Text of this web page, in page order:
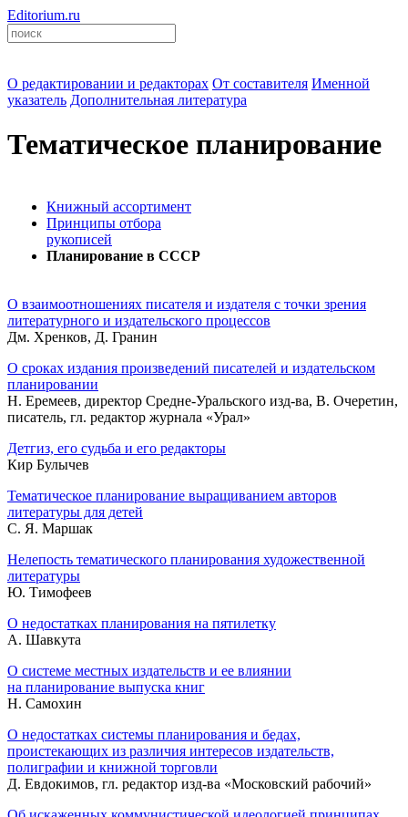
Editorium.ru
О редактировании и редакторах От составителя Именной
указатель Дополнительная литература
Тематическое планирование
Книжный ассортимент
Принципы отбора
рукописей
Планирование в СССР
О взаимоотношениях писателя и издателя с точки зрения
литературного и издательского процессов
Дм. Хренков, Д. Гранин
О сроках издания произведений писателей и издательском
планировании
Н. Еремеев, директор Средне-Уральского изд-ва, В. Очеретин,
писатель, гл. редактор журнала «Урал»
Детгиз, его судьба и его редакторы
Кир Булычев
Тематическое планирование выращиванием авторов
литературы для детей
С. Я. Маршак
Нелепость тематического планирования художественной
литературы
Ю. Тимофеев
О недостатках планирования на пятилетку
А. Шавкута
О системе местных издательств и ее влиянии
на планирование выпуска книг
Н. Самохин
О недостатках системы планирования и бедах,
проистекающих из различия интересов издательств,
полиграфии и книжной торговли
Д. Евдокимов, гл. редактор изд-ва «Московский рабочий»